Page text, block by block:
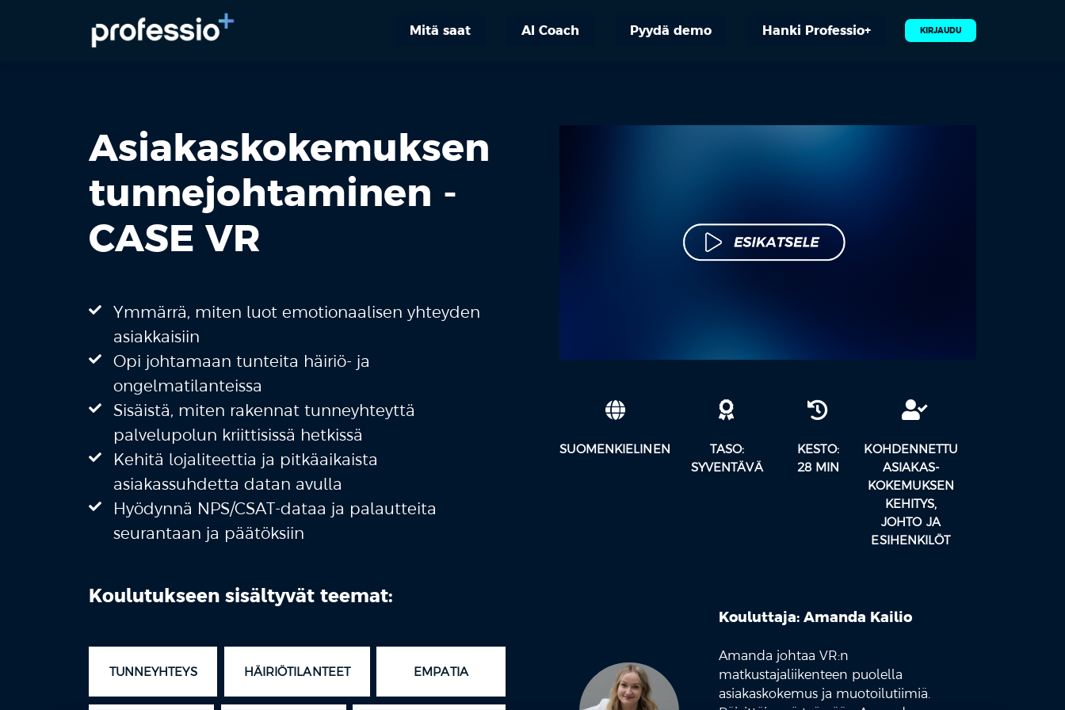
Mitä saat AI Coach Pyydä demo Hanki Professio+ KIRJAUDU
Asiakaskokemuksen
tunnejohtaminen -
CASE VR
Ymmärrä, miten luot emotionaalisen yhteyden
asiakkaisiin
Opi johtamaan tunteita häiriö- ja
ongelmatilanteissa
Sisäistä, miten rakennat tunneyhteyttä
palvelupolun kriittisissä hetkissä
Kehitä lojaliteettia ja pitkäaikaista
asiakassuhdetta datan avulla
Hyödynnä NPS/CSAT-dataa ja palautteita
seurantaan ja päätöksiin
Koulutukseen sisältyvät teemat:
TUNNEYHTEYS HÄIRIÖTILANTEET EMPATIA
SUOMENKIELINEN
TASO:
SYVENTÄVÄ
KESTO:
28 MIN
KOHDENNETTU
ASIAKAS-
KOKEMUKSEN
KEHITYS,
JOHTO JA
ESIHENKILÖT
Kouluttaja: Amanda Kailio
Amanda johtaa VR:n
matkustajaliikenteen puolella
asiakaskokemus ja muotoilutiimiä.